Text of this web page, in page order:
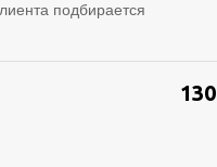
подбирается
130